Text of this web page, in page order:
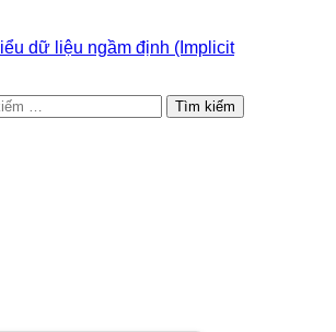
dữ liệu ngầm định (Implicit